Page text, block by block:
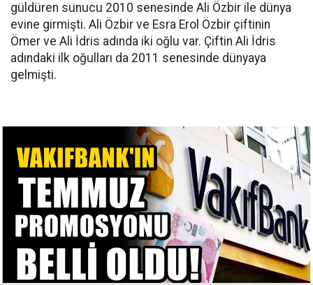
güldüren sunucu 2010 senesinde Ali Özbir ile dünya
evine girmişti. Ali Özbir ve Esra Erol Özbir çiftinin
Ömer ve Ali İdris adında iki oğlu var. Çiftin Ali İdris
adındaki ilk oğulları da 2011 senesinde dünyaya
gelmişti.